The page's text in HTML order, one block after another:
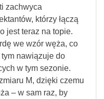
zachwyca
którzy łączą
jest teraz na topie.
we wzór węża, co
nawiązuje do
w tym sezonie.
M, dzięki czemu
– w sam raz, by